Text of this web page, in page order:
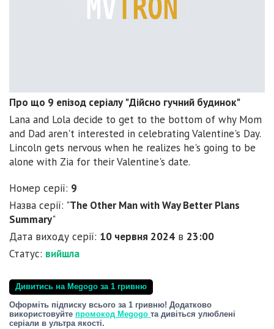
Про що 9 епізод серіалу "Дійсно гучний будинок"
Lana and Lola decide to get to the bottom of why Mom
and Dad aren't interested in celebrating Valentine's Day.
Lincoln gets nervous when he realizes he's going to be
alone with Zia for their Valentine's date.
Номер серії: 9
Назва серії: "The Other Man with Way Better Plans
Summary"
Дата виходу серії: 10 червня 2024 в 23:00
Статус: вийшла
Дивитись на Megogo за 1 гривню
Оформіть підписку всього за 1 гривню! Додатково
використовуйте промокод Megogo та дивіться улюблені
серіали в ультра якості.